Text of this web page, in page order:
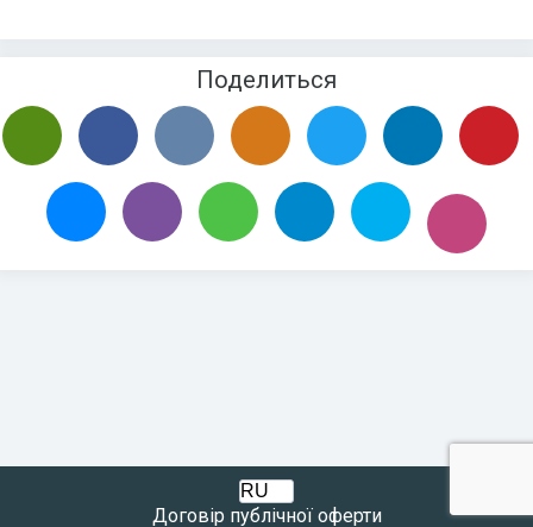
Поделиться
Договір публічної оферти